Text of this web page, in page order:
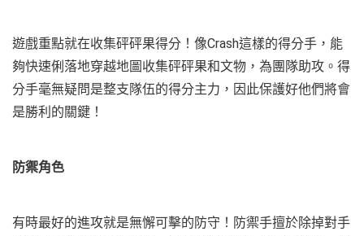
遊戲重點就在收集砰砰果得分！像Crash這樣的得分手，能
夠快速俐落地穿越地圖收集砰砰果和文物，為團隊助攻。得
分手毫無疑問是整支隊伍的得分主力，因此保護好他們將會
是勝利的關鍵！
防禦角色
有時最好的進攻就是無懈可擊的防守！防禦手擅於除掉對手